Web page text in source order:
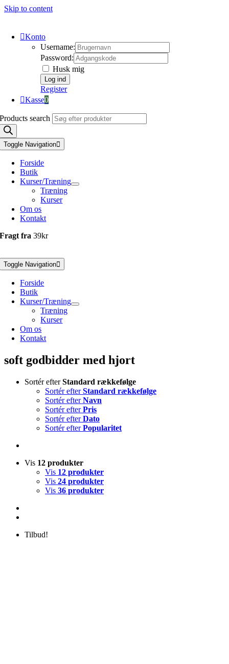
Skip to content
Konto
Username:
Password:
Husk mig
Register
Kasse0
Products search
Toggle Navigation
Forside
Butik
Kurser/Træning
Træning
Kurser
Om os
Kontakt
Fragt fra39kr
Toggle Navigation
Forside
Butik
Kurser/Træning
Træning
Kurser
Om os
Kontakt
soft godbidder med hjort
Sortér efterStandard rækkefølge
Sortér efterStandard rækkefølge
Sortér efterNavn
Sortér efterPris
Sortér efterDato
Sortér efterPopularitet
Vis 12 produkter
Vis 12 produkter
Vis 24 produkter
Vis 36 produkter
Tilbud!